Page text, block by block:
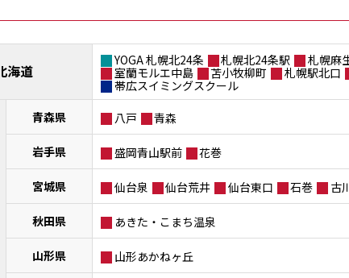
海道
YOGA 札幌北24条 札幌北24条駅 札幌麻
室蘭モルエ中島
苫小牧柳町 札幌駅北口
帯広スイミングスクール
青森県 八戸 青森
岩手県 盛岡青山駅前 花巻
宮城県 仙台泉 仙台荒井 仙台東口 石巻 古
秋田県 あきた・こまち温泉
山形県 山形あかねヶ丘